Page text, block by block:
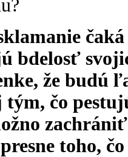
bdelosť
že budú
tým, čo
toho,